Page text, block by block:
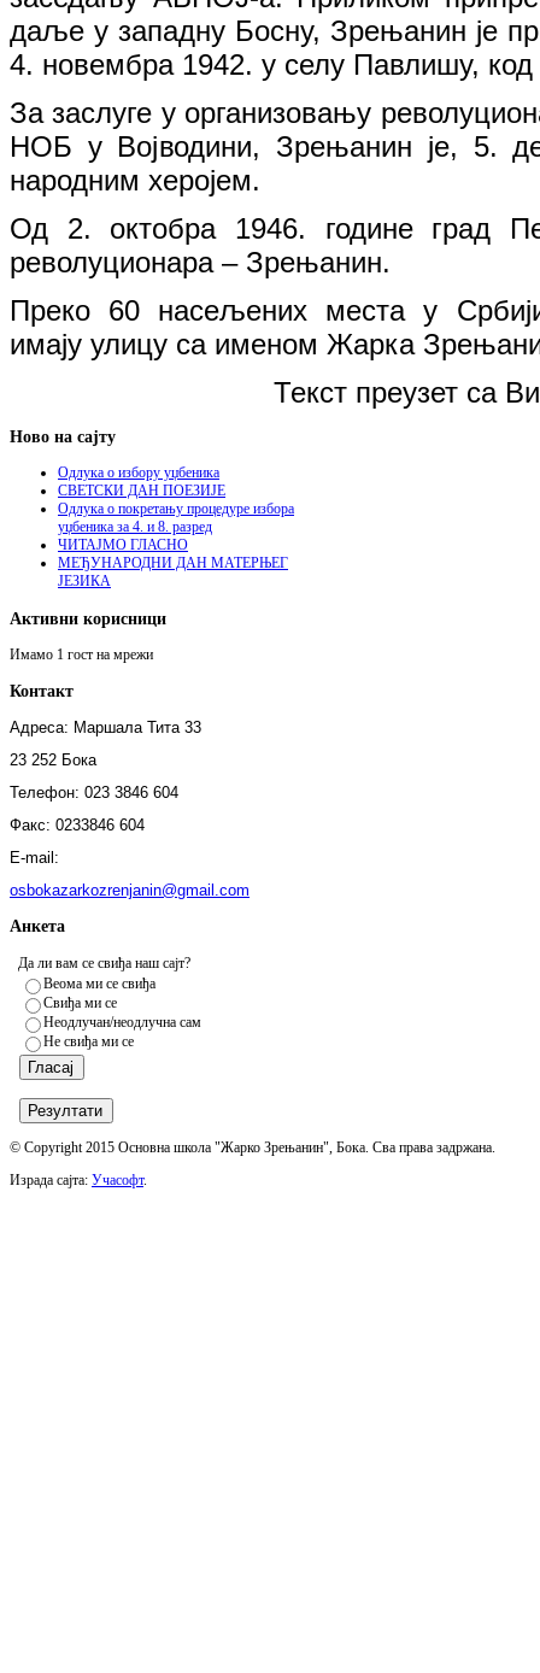
даље у западну Босну, Зрењанин је
4. новембра 1942. у селу Павлишу,
За заслуге у организовању
НОБ у Војводини, Зрењанин је, 5.
народним херојем.
Од 2. октобра 1946. године град
револуционара – Зрењанин.
Преко 60 насељених места у
имају улицу са именом Жарка
Текст преузет са
Ново на сајту
Одлука о избору уџбеника
СВЕТСКИ ДАН ПОЕЗИЈЕ
Одлука о покретању процедуре избора
уџбеника за 4. и 8. разред
ЧИТАЈМО ГЛАСНО
МЕЂУНАРОДНИ ДАН МАТЕРЊЕГ
ЈЕЗИКА
Активни корисници
Имамо 1 гост на мрежи
Контакт
Адреса: Маршала Тита 33
23 252 Бока
Телефон: 023 3846 604
Факс: 0233846 604
E-mail:
osbokazarkozrenjanin@gmail.com
Анкета
Да ли вам се свиђа наш сајт?
Веома ми се свиђа
Свиђа ми се
Неодлучан/неодлучна сам
Не свиђа ми се
© Copyright 2015 Основна школа "Жарко Зрењанин", Бока. Сва права задржана.
Израда сајта: Учасофт.